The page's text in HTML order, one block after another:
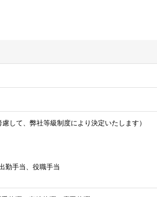
して、弊社等級制度により決定いたします）
勤手当、役職手当